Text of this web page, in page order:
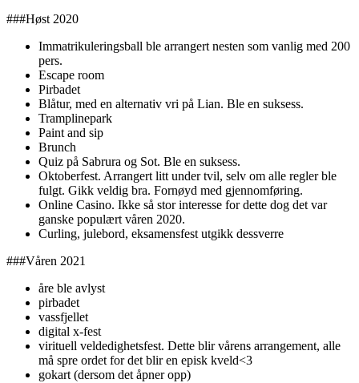
###Høst 2020
Immatrikuleringsball ble arrangert nesten som vanlig med 200
pers.
Escape room
Pirbadet
Blåtur, med en alternativ vri på Lian. Ble en suksess.
Tramplinepark
Paint and sip
Brunch
Quiz på Sabrura og Sot. Ble en suksess.
Oktoberfest. Arrangert litt under tvil, selv om alle regler ble
fulgt. Gikk veldig bra. Fornøyd med gjennomføring.
Online Casino. Ikke så stor interesse for dette dog det var
ganske populært våren 2020.
Curling, julebord, eksamensfest utgikk dessverre
###Våren 2021
åre ble avlyst
pirbadet
vassfjellet
digital x-fest
virituell veldedighetsfest. Dette blir vårens arrangement, alle
må spre ordet for det blir en episk kveld<3
gokart (dersom det åpner opp)